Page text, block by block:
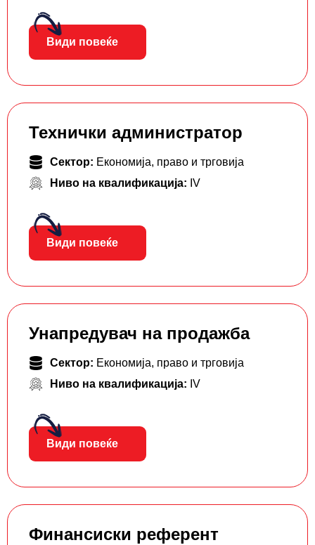
Види повеќе
Технички администратор
Сектор: Економија, право и трговија
Ниво на квалификација: IV
Види повеќе
Унапредувач на продажба
Сектор: Економија, право и трговија
Ниво на квалификација: IV
Види повеќе
Финансиски референт